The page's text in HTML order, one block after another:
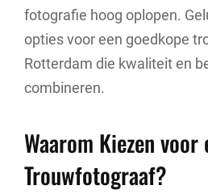
fotografie hoog oplopen.
opties voor een goedkope
Rotterdam die kwaliteit en
combineren.
Waarom Kiezen voor
Trouwfotograaf?